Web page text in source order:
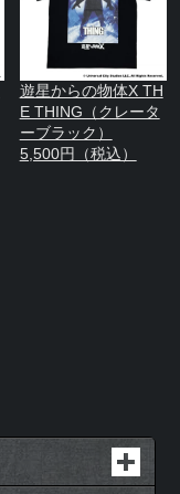
遊星からの物体X TH
E THING（クレータ
ーブラック）
5,500円（税込）